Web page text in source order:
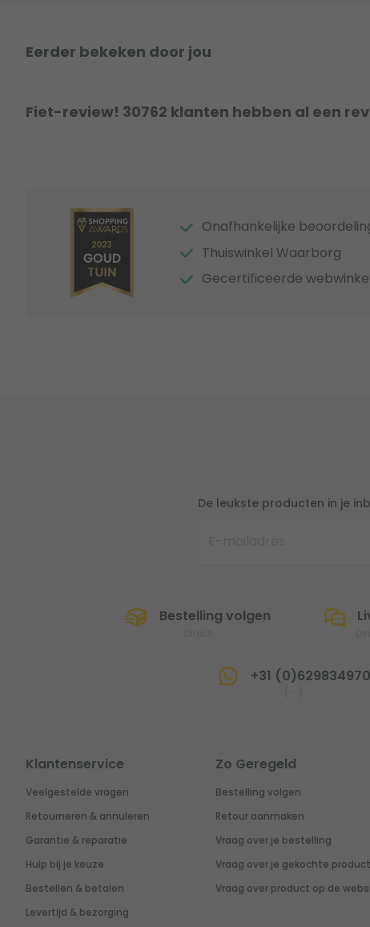
Eerder bekeken door jou
Fiet-review! 30762 klanten hebben al een
Onafhankelijke
Thuiswinkel Waarborg
Gecertificeerde
De leukste producten in je
Bestelling volgen
+31 (0)629834970
Klantenservice
Veelgestelde vragen
Retourneren & annuleren
Garantie & reparatie
Hulp bij je keuze
Bestellen & betalen
Levertijd & bezorging
Zo Geregeld
Bestelling volgen
Retour aanmaken
Vraag over je bestelling
Vraag over je gekochte product
Vraag over product op de